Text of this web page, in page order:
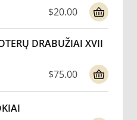
$20.00
DRABUŽIAI XVII
$75.00